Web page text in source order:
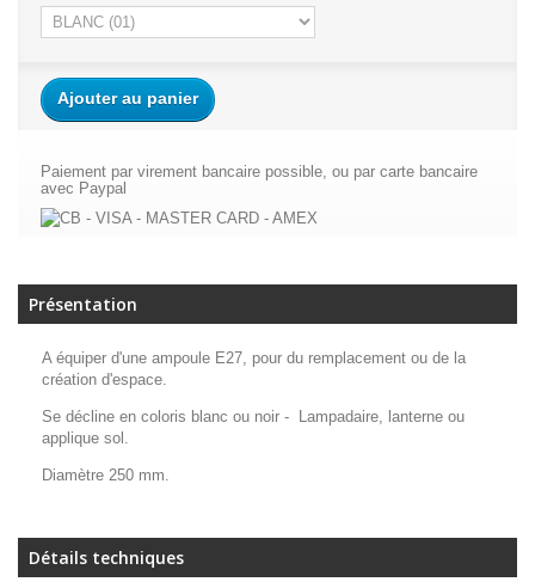
Ajouter au panier
Paiement par virement bancaire possible, ou par carte bancaire
avec Paypal
Présentation
A équiper d'une ampoule E27, pour du remplacement ou de la
création d'espace.
Se décline en coloris blanc ou noir - Lampadaire, lanterne ou
applique sol.
Diamètre 250 mm.
Détails techniques